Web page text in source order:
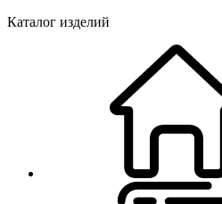
Каталог изделий